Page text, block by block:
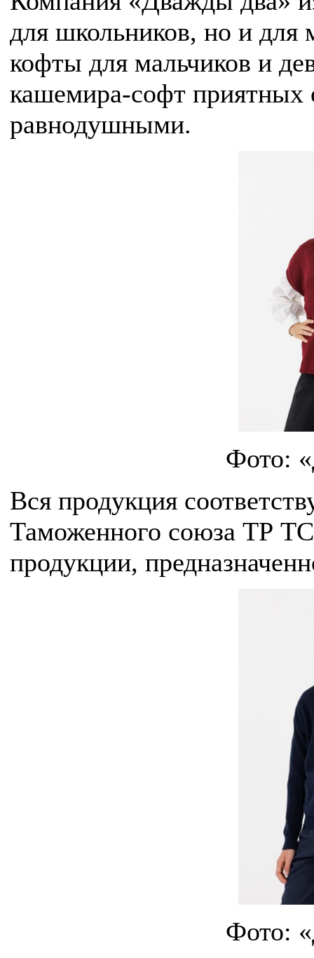
для школьников, но и
кофты для мальчиков и
кашемира-софт приятных
равнодушными.
Фото:
Вся продукция
Таможенного союза ТР
продукции,
Фото: